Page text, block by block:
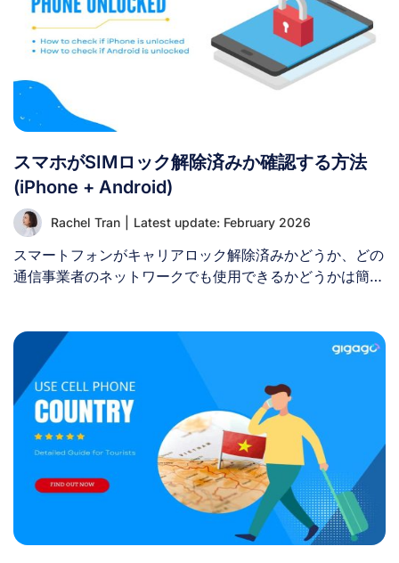
スマホがSIMロック解除済みか確認する方法
(iPhone + Android)
Rachel Tran Latest update: February 2026
スマートフォンがキャリアロック解除済みかどうか、どの
通信事業者のネットワークでも使用できるかどうかは簡単
ます。 I. 携帯電話がSIMロック解除されているか確認する
方法 最も手っ取り早い方法（ただし確実な方法ではな
い）は、他キャリアのSIMカードを挿入することです。デ
バイスを再起動してください。電話の発信、テキストメッ
セージの送信、インターネット接続が可能であれば、その
端末はロック解除されている可能性が高いです。SIMが無
効であるというエラーメッセージが表示されるか、端末に
「サービスなし」と表示される場合は、iPhoneが以前の
キャリアにロックされたままであることを意味します。
ただし、この方法は確実とは言えません。特定の国でのみ